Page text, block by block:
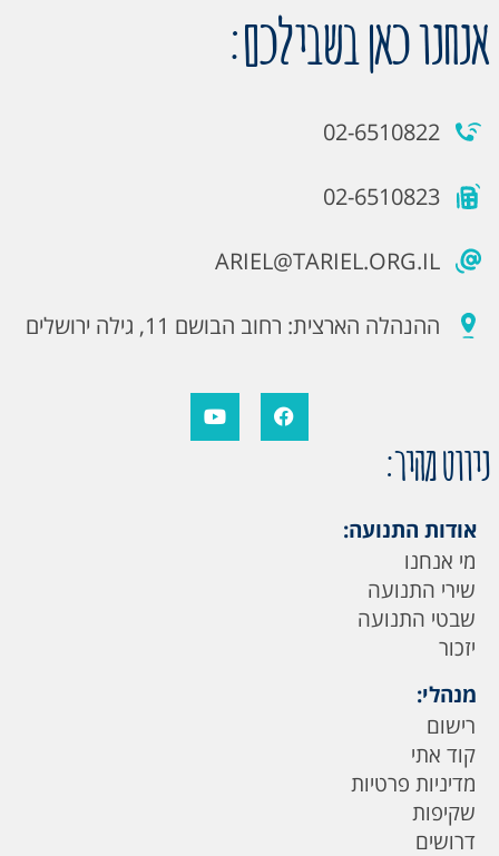
אנחנו כאן בשבילכם:
02-6510822
02-6510823
ARIEL@TARIEL.ORG.IL
ההנהלה הארצית: רחוב הבושם 11, גילה ירושלים
ניווט מהיר:
אודות התנועה:
מי אנחנו
שירי התנועה
שבטי התנועה
יזכור
מנהלי:
רישום
קוד אתי
מדיניות פרטיות
שקיפות
דרושים